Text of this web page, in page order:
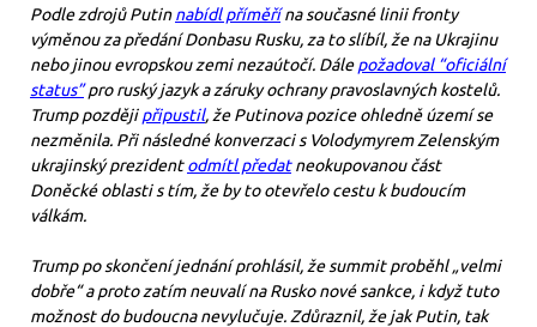
Podle zdrojů Putinnabídl příměřína současné linii fronty
výměnou za předání Donbasu Rusku, za to slíbíl, že na Ukrajinu
nebo jinou evropskou zemi nezaútočí. Dálepožadoval “oficiální
status”pro ruský jazyk a záruky ochrany pravoslavných kostelů.
Trump pozdějipřipustil, že Putinova pozice ohledně území se
nezměnila. Při následné konverzaci s Volodymyrem Zelenským
ukrajinský prezidentodmítl předatneokupovanou část
Doněcké oblasti s tím, že by to otevřelo cestu k budoucím
válkám.
Trump po skončení jednání prohlásil, že summit proběhl „velmi
dobře“ a proto zatím neuvalí na Rusko nové sankce, i když tuto
možnost do budoucna nevylučuje. Zdůraznil, že jak Putin, tak